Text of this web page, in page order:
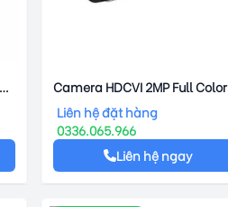
Camera HDCVI 2MP Full Color
DAHUA DH-HAC-HFW1239TP-
A-LED
Liên hệ đặt hàng
0336.065.966
Liên hệ ngay